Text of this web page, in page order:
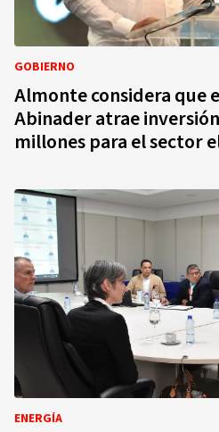
GOBIERNO
Almonte considera que
Abinader atrae
millones para el sector
ENERGÍA